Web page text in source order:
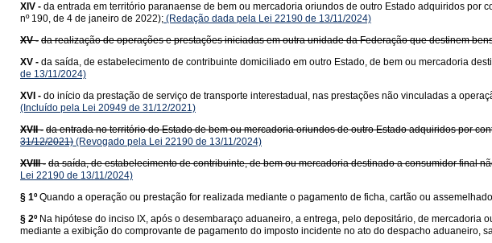
XIV - da entrada em território paranaense de bem ou mercadoria oriundos de outro Estado adquiridos
nº 190, de 4 de janeiro de 2022); (Redação dada pela Lei 22190 de 13/11/2024)
XV - da realização de operações e prestações iniciadas em outra unidade da Federação que destinem
XV - da saída, de estabelecimento de contribuinte domiciliado em outro Estado, de bem ou mercadoria
de 13/11/2024)
XVI - do início da prestação de serviço de transporte interestadual, nas prestações não vinculadas a
(Incluído pela Lei 20949 de 31/12/2021)
XVII - da entrada no território do Estado de bem ou mercadoria oriundos de outro Estado adquiridos por
31/12/2021) (Revogado pela Lei 22190 de 13/11/2024)
XVIII - da saída, de estabelecimento de contribuinte, de bem ou mercadoria destinado a consumidor final
Lei 22190 de 13/11/2024)
§ 1º Quando a operação ou prestação for realizada mediante o pagamento de ficha, cartão ou
§ 2º Na hipótese do inciso IX, após o desembaraço aduaneiro, a entrega, pelo depositário, de
mediante a exibição do comprovante de pagamento do imposto incidente no ato do despacho aduaneiro,